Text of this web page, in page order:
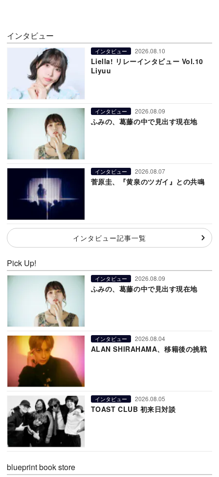
インタビュー
インタビュー 2026.08.10
Liella! リレーインタビュー Vol.10
Liyuu
インタビュー 2026.08.09
ふみの、葛藤の中で見出す現在地
インタビュー 2026.08.07
菅原圭、『黄泉のツガイ』との共鳴
インタビュー記事一覧
Pick Up!
インタビュー 2026.08.09
ふみの、葛藤の中で見出す現在地
インタビュー 2026.08.04
ALAN SHIRAHAMA、移籍後の挑戦
インタビュー 2026.08.05
TOAST CLUB 初来日対談
blueprint book store